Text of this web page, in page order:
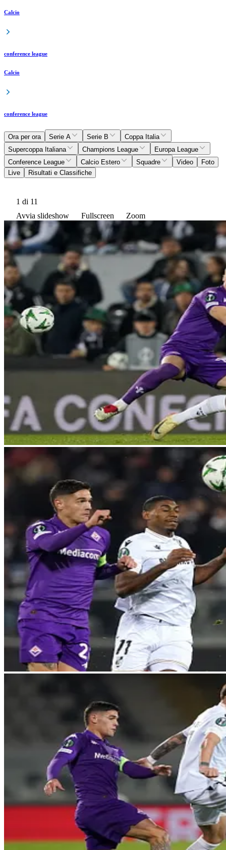
Calcio
conference league
Calcio
conference league
Ora per ora Serie A Serie B
Coppa Italia
Supercoppa Italiana
Champions League
Europa League
Conference League
Calcio Estero Squadre Video
Foto
Live
Risultati e Classifiche
1 di 11
Avvia slideshow
Fullscreen Zoom